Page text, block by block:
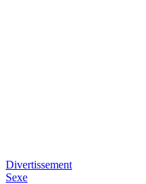
Divertissement
Sexe